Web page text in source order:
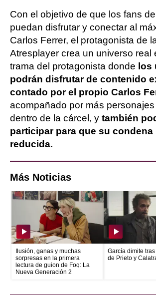
Con el objetivo de que los fans
puedan disfrutar y conectar al
Carlos Ferrer, el protagonista de
Atresplayer crea un universo real
trama del protagonista donde los
podrán disfrutar de contenido
contado por el propio Carlos
acompañado por más
dentro de la cárcel, y también
participar para que su condena
reducida.
Más Noticias
Ilusión, ganas y muchas
sorpresas en la primera
lectura de guion de Foq: La
Nueva Generación 2
García dimite
de Prieto y